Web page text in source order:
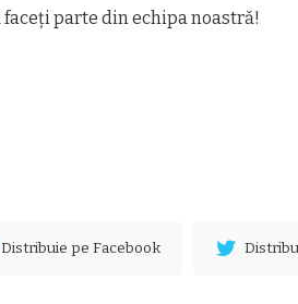
faceţi parte din echipa noastră!
Distribuie pe Facebook